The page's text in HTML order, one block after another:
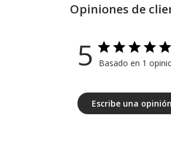
Opiniones de
5 Basado en 1
Escribe una opinión